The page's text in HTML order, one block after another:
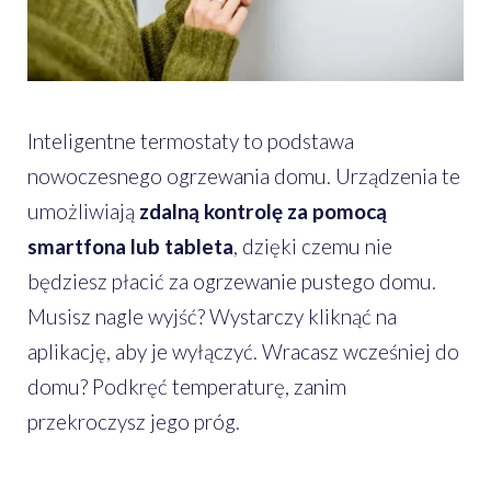
Inteligentne termostaty to podstawa
nowoczesnego ogrzewania domu. Urządzenia te
umożliwiają zdalną kontrolę za pomocą
smartfona lub tableta , dzięki czemu nie
będziesz płacić za ogrzewanie pustego domu.
Musisz nagle wyjść? Wystarczy kliknąć na
aplikację, aby je wyłączyć. Wracasz wcześniej do
domu? Podkręć temperaturę, zanim
przekroczysz jego próg.